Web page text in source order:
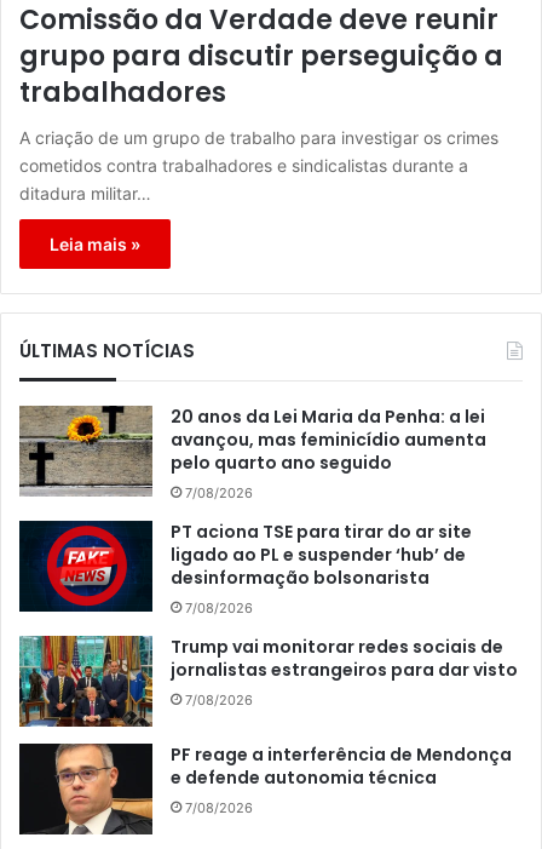
Comissão da Verdade deve reunir
grupo para discutir perseguição a
trabalhadores
A criação de um grupo de trabalho para investigar os crimes
cometidos contra trabalhadores e sindicalistas durante a
ditadura militar…
Leia mais »
ÚLTIMAS NOTÍCIAS
20 anos da Lei Maria da Penha: a lei
avançou, mas feminicídio aumenta
pelo quarto ano seguido
7/08/2026
PT aciona TSE para tirar do ar site
ligado ao PL e suspender ‘hub’ de
desinformação bolsonarista
7/08/2026
Trump vai monitorar redes sociais de
jornalistas estrangeiros para dar visto
7/08/2026
PF reage a interferência de Mendonça
e defende autonomia técnica
7/08/2026